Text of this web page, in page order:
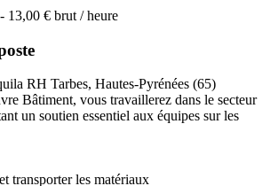
13,00 € brut / heure
RH Tarbes, Hautes-Pyrénées (65)
Bâtiment, vous travaillerez dans le secteur
un soutien essentiel aux équipes sur les
transporter les matériaux